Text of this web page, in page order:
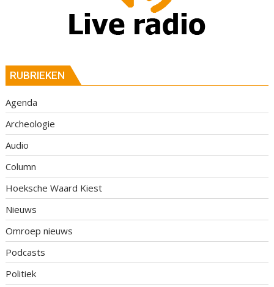
RUBRIEKEN
Agenda
Archeologie
Audio
Column
Hoeksche Waard Kiest
Nieuws
Omroep nieuws
Podcasts
Politiek